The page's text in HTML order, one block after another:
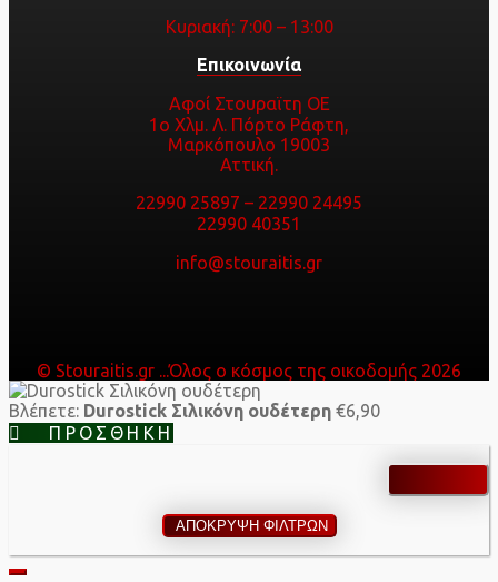
Κυριακή: 7:00 – 13:00
Επικοινωνία
Αφοί Στουραϊτη ΟΕ
1ο Χλμ. Λ. Πόρτο Ράφτη,
Μαρκόπουλο 19003
Αττική.
22990 25897 – 22990 24495
22990 40351
info@stouraitis.gr
© Stouraitis.gr ...Όλος ο κόσμος της οικοδομής 2026
Βλέπετε: Durostick Σιλικόνη ουδέτερη €6,90
ΠΡΟΣΘΉΚΗ
ΑΠΟΚΡΥΨΗ ΦΙΛΤΡΩΝ